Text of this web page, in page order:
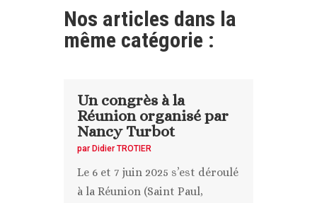
Nos articles dans la
même catégorie :
Un congrès à la
Réunion organisé par
Nancy Turbot
par Didier TROTIER
Le 6 et 7 juin 2025 s’est déroulé
à la Réunion (Saint Paul,